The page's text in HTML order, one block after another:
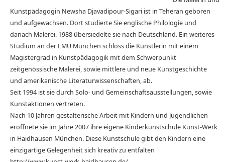
Kunstpädagogin Newsha Djavadipour-Sigari ist in Teheran geboren
und aufgewachsen. Dort studierte Sie englische Philologie und
danach Malerei. 1988 übersiedelte sie nach Deutschland. Ein weiteres
Studium an der LMU München schloss die Künstlerin mit einem
Magistergrad in Kunstpädagogik mit dem Schwerpunkt
zeitgenössische Malerei, sowie mittlere und neue Kunstgeschichte
und amerikanische Literaturwissenschaften, ab.
Seit 1994 ist sie durch Solo- und Gemeinschaftsausstellungen, sowie
Kunstaktionen vertreten.
Nach 10 Jahren gestalterische Arbeit mit Kindern und Jugendlichen
eröffnete sie im Jahre 2007 ihre eigene Kinderkunstschule Kunst-Werk
in Haidhausen München. Diese Kunstschule gibt den Kindern eine
einzigartige Gelegenheit sich kreativ zu entfalten